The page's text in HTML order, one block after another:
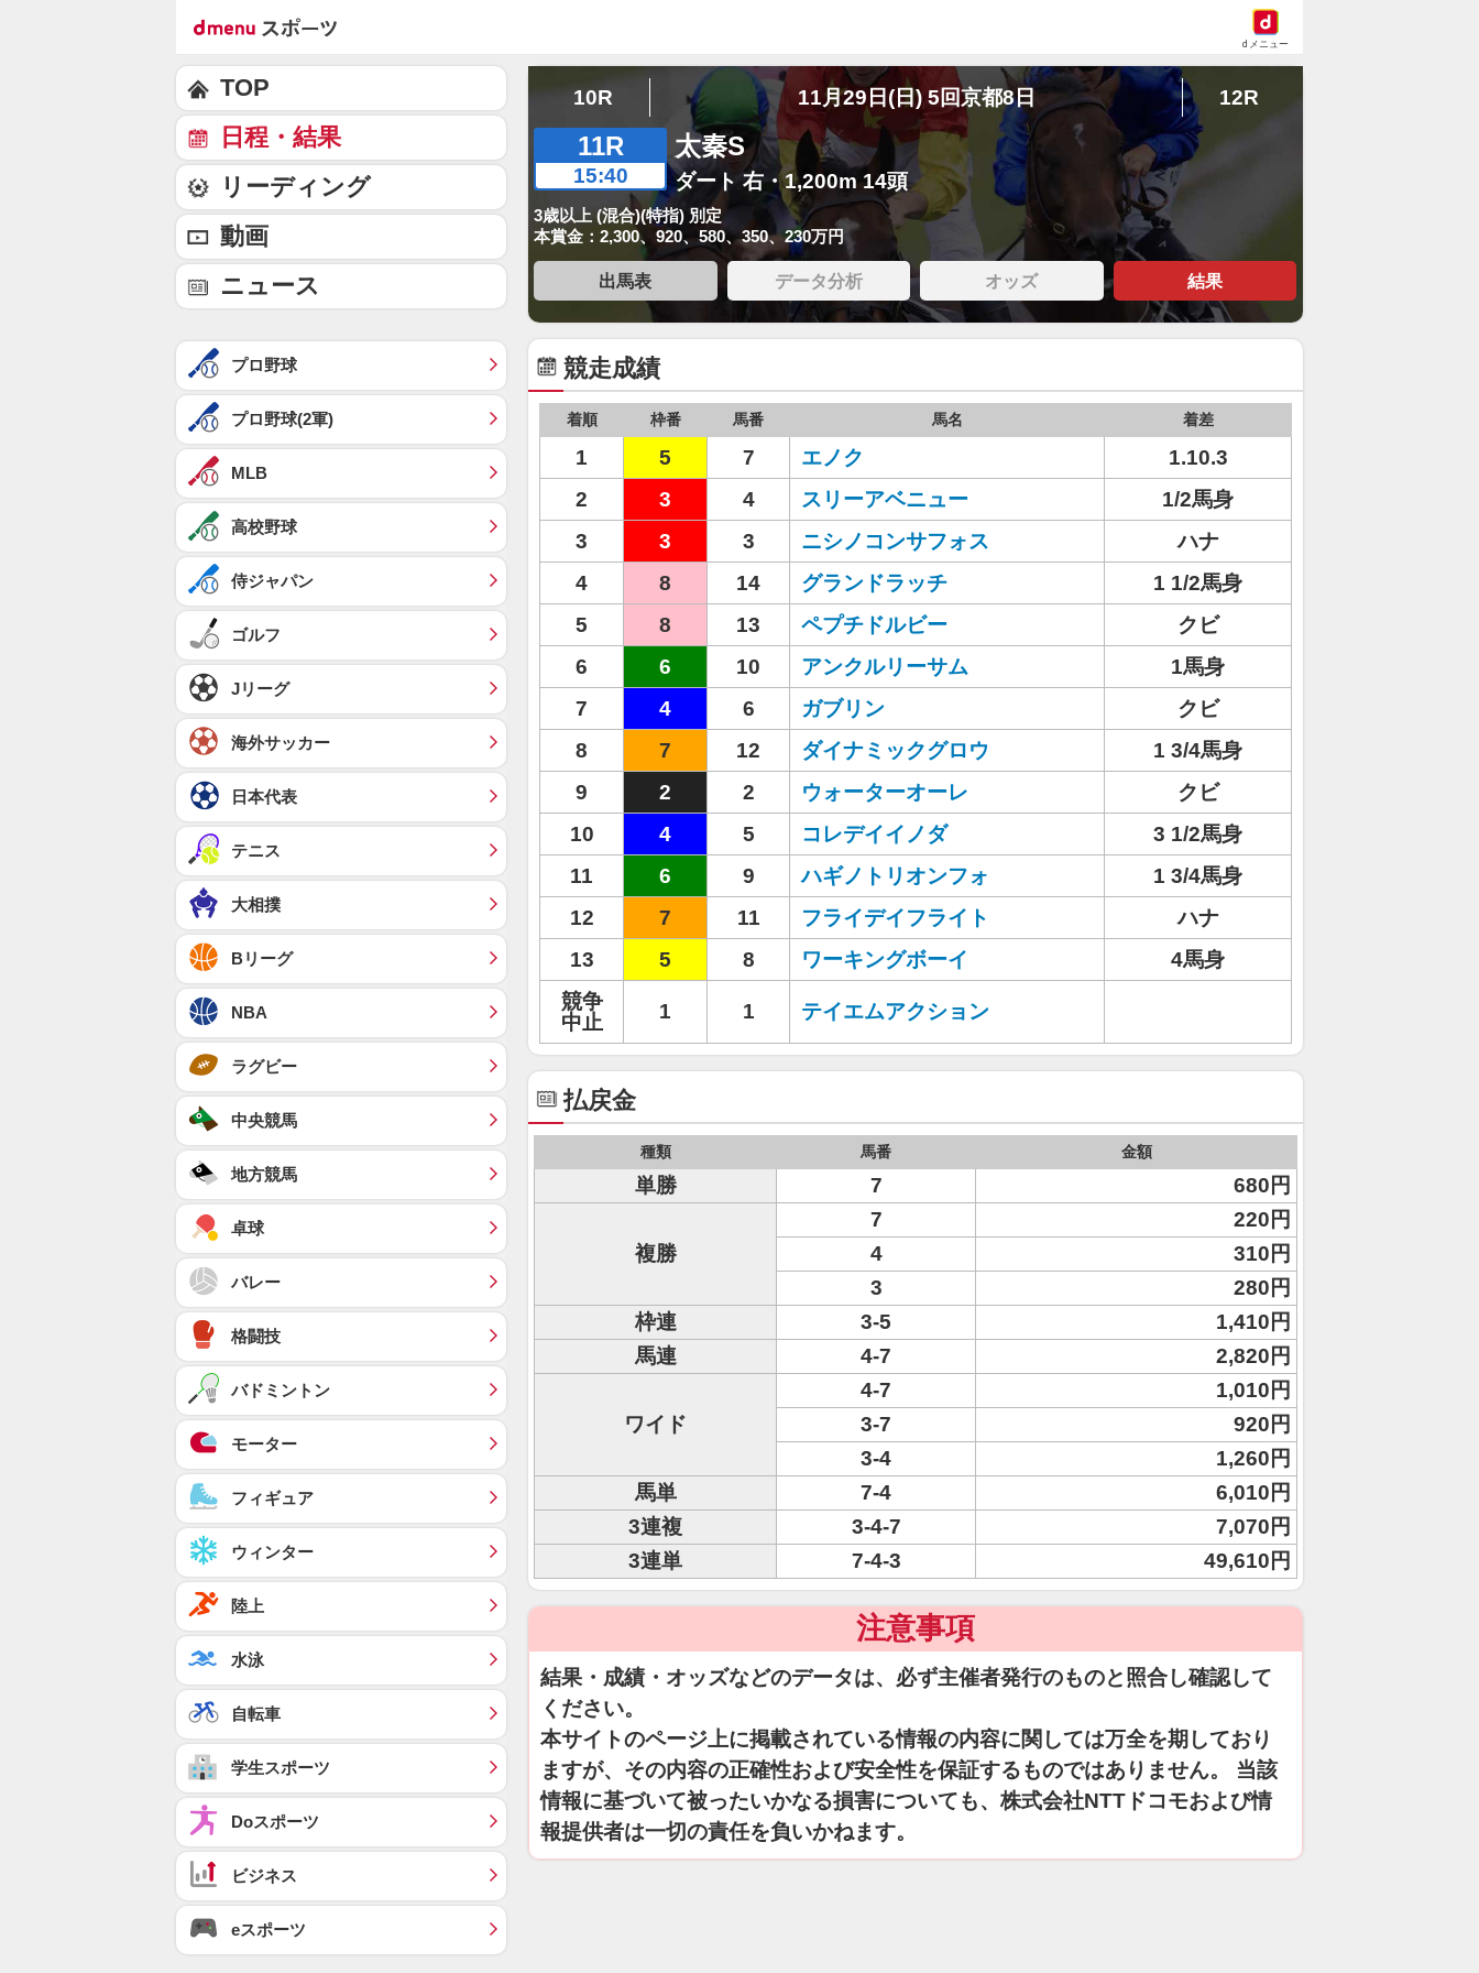
dメニュー
10R 11月29日(日) 5回京都8日 12R
11R
15:40
太秦S
ダート 右・1,200m 14頭
3歳以上 (混合)(特指) 別定
本賞金：2,300、920、580、350、230万円
出馬表 データ分析 オッズ 結果
競走成績
着順 枠番 馬番 馬名 着差
1 5 7 エノク
1.10.3
2
3 4 スリーアベニュー
1/2馬身
3
3 3 ニシノコンサフォス
ハナ
4
8 14 グランドラッチ
1 1/2馬身
5
8 13 ペプチドルビー
クビ
6
6 10 アンクルリーサム
1馬身
7
4 6 ガブリン
クビ
8
7 12 ダイナミックグロウ
1 3/4馬身
9
2 2 ウォーターオーレ
クビ
10
4 5 コレデイイノダ
3 1/2馬身
11
6 9 ハギノトリオンフォ
1 3/4馬身
12
7 11 フライデイフライト
ハナ
13
5 8 ワーキングボーイ
4馬身
競争
中止
1 1 テイエムアクション
払戻金
種類 馬番 金額
単勝 7 680円
複勝
7
220円
4
310円
3
280円
枠連
3-5
1,410円
馬連
4-7 2,820円
ワイド
4-7
1,010円
3-7
920円
3-4
1,260円
馬単
7-4
6,010円
3連複
3-4-7
7,070円
3連単
7-4-3 49,610円
注意事項
結果・成績・オッズなどのデータは、必ず主催者発行のものと照合し確認して
ください。
本サイトのページ上に掲載されている情報の内容に関しては万全を期しており
ますが、その内容の正確性および安全性を保証するものではありません。 当該
情報に基づいて被ったいかなる損害についても、株式会社NTTドコモおよび情
報提供者は一切の責任を負いかねます。
TOP
日程・結果
リーディング
動画
ニュース
プロ野球
プロ野球(2軍)
MLB
高校野球
侍ジャパン
ゴルフ
Jリーグ
海外サッカー
日本代表
テニス
大相撲
Bリーグ
NBA
ラグビー
中央競馬
地方競馬
卓球
バレー
格闘技
バドミントン
モーター
フィギュア
ウィンター
陸上
水泳
自転車
学生スポーツ
Doスポーツ
ビジネス
eスポーツ